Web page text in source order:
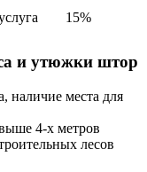
15%
и утюжки штор
наличие места для
4-х метров
лесов